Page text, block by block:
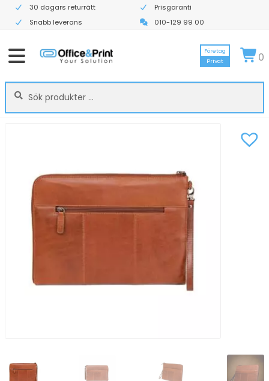
30 dagars returrätt
Prisgaranti
Snabb leverans
010-129 99 00
Sök
efter:
Sök
Företag
Privat
0